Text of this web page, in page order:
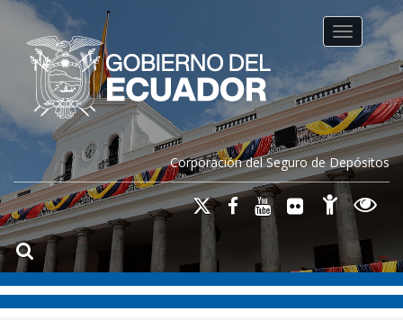
Corporación del Seguro de Depósitos
Toggle